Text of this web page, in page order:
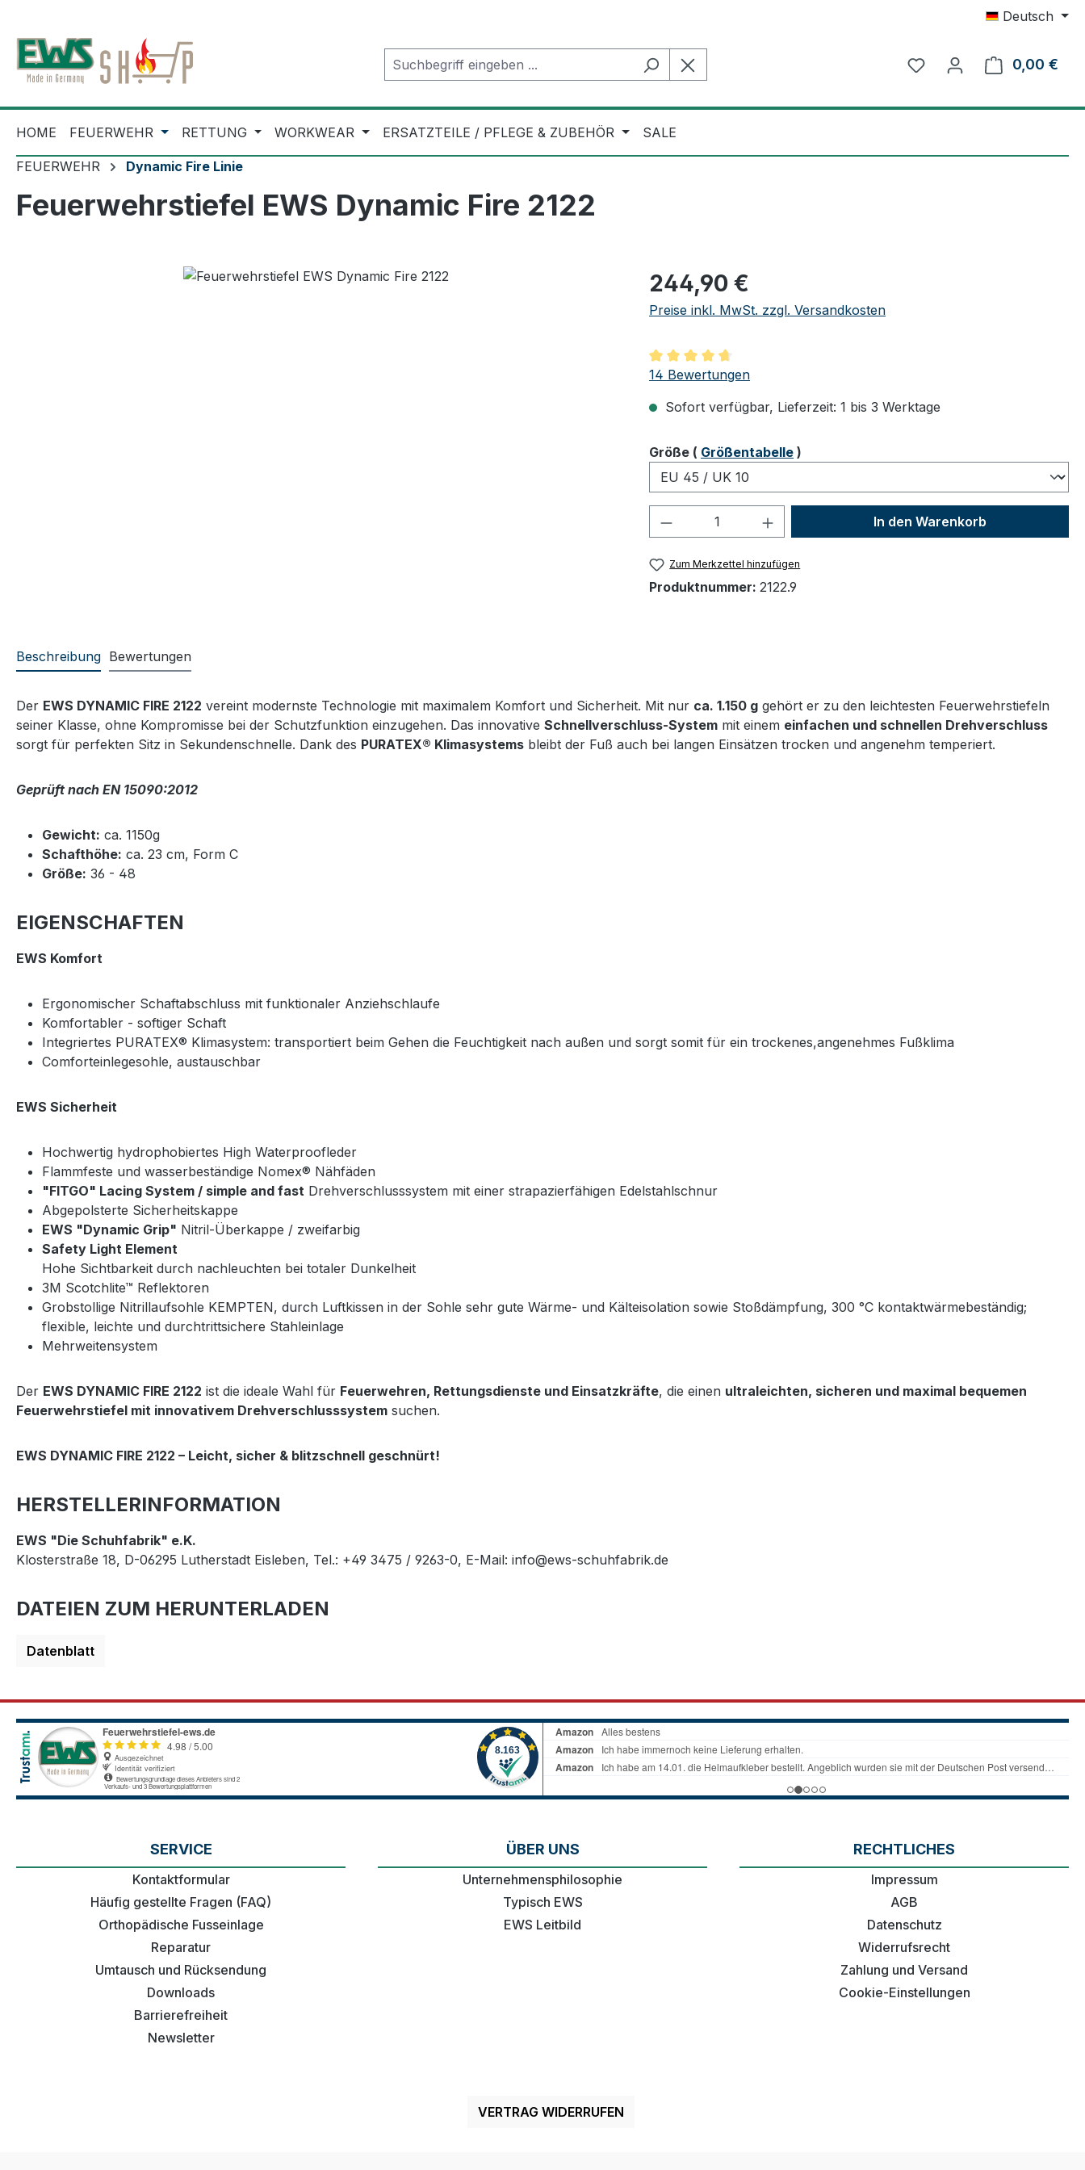
Deutsch
0,00 €
HOME FEUERWEHR RETTUNG WORKWEAR ERSATZTEILE / PFLEGE & ZUBEHÖR SALE
FEUERWEHR Dynamic Fire Linie
Feuerwehrstiefel EWS Dynamic Fire 2122
Regulärer Preis:
244,90 €
Preise inkl. MwSt. zzgl. Versandkosten
Durchschnittliche Bewertung von 4.86 von 5 Sternen
14 Bewertungen
Sofort verfügbar, Lieferzeit: 1 bis 3 Werktage
Größeauswählen
( Größentabelle )
Produkt Anzahl: Gib den gewünschten Wert
In den Warenkorb
Zum Merkzettel hinzufügen
Produktnummer: 2122.9
Beschreibung Bewertungen
Der EWS DYNAMIC FIRE 2122 vereint modernste Technologie mit maximalem Komfort und Sicherheit. Mit nur ca. 1.150 g gehört er zu den leichtesten Feuerwehrstiefeln
seiner Klasse, ohne Kompromisse bei der Schutzfunktion einzugehen. Das innovative Schnellverschluss-System mit einem einfachen und schnellen Drehverschluss
sorgt für perfekten Sitz in Sekundenschnelle. Dank des PURATEX® Klimasystems bleibt der Fuß auch bei langen Einsätzen trocken und angenehm temperiert.
Geprüft nach EN 15090:2012
Gewicht: ca. 1150g
Schafthöhe: ca. 23 cm, Form C
Größe: 36 - 48
EIGENSCHAFTEN
EWS Komfort
Ergonomischer Schaftabschluss mit funktionaler Anziehschlaufe
Komfortabler - softiger Schaft
Integriertes PURATEX® Klimasystem: transportiert beim Gehen die Feuchtigkeit nach außen und sorgt somit für ein trockenes,angenehmes Fußklima
Comforteinlegesohle, austauschbar
EWS Sicherheit
Hochwertig hydrophobiertes High Waterproofleder
Flammfeste und wasserbeständige Nomex® Nähfäden
"FITGO" Lacing System / simple and fast Drehverschlusssystem mit einer strapazierfähigen Edelstahlschnur
Abgepolsterte Sicherheitskappe
EWS "Dynamic Grip" Nitril-Überkappe / zweifarbig
Safety Light Element
Hohe Sichtbarkeit durch nachleuchten bei totaler Dunkelheit
3M Scotchlite™ Reflektoren
Grobstollige Nitrillaufsohle KEMPTEN, durch Luftkissen in der Sohle sehr gute Wärme- und Kälteisolation sowie Stoßdämpfung, 300 °C kontaktwärmebeständig;
flexible, leichte und durchtrittsichere Stahleinlage
Mehrweitensystem
Der EWS DYNAMIC FIRE 2122 ist die ideale Wahl für Feuerwehren, Rettungsdienste und Einsatzkräfte, die einen ultraleichten, sicheren und maximal bequemen
Feuerwehrstiefel mit innovativem Drehverschlusssystem suchen.
EWS DYNAMIC FIRE 2122 – Leicht, sicher & blitzschnell geschnürt!
HERSTELLERINFORMATION
EWS "Die Schuhfabrik" e.K.
Klosterstraße 18, D-06295 Lutherstadt Eisleben, Tel.: +49 3475 / 9263-0, E-Mail: info@ews-schuhfabrik.de
DATEIEN ZUM HERUNTERLADEN
Datenblatt
SERVICE
Kontaktformular
Häufig gestellte Fragen (FAQ)
Orthopädische Fusseinlage
Reparatur
Umtausch und Rücksendung
Downloads
Barrierefreiheit
Newsletter
ÜBER UNS
Unternehmensphilosophie
Typisch EWS
EWS Leitbild
RECHTLICHES
Impressum
AGB
Datenschutz
Widerrufsrecht
Zahlung und Versand
Cookie-Einstellungen
VERTRAG WIDERRUFEN